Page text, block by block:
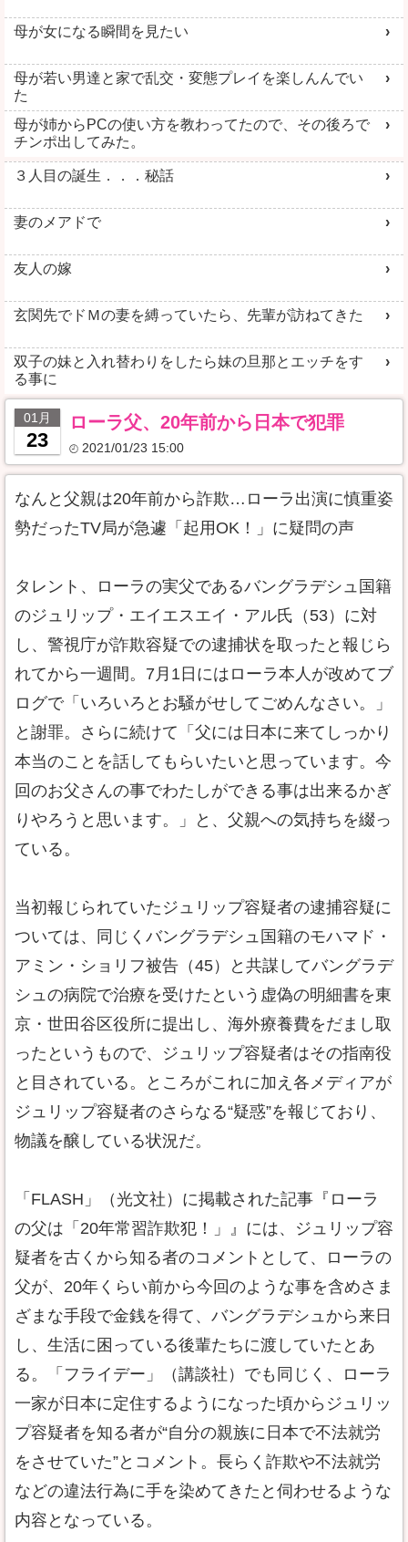
母が女になる瞬間を見たい
母が若い男達と家で乱交・変態プレイを楽しんんでい
た
母が姉からPCの使い方を教わってたので、その後ろで
チンポ出してみた。
３人目の誕生．．．秘話
妻のメアドで
友人の嫁
玄関先でドＭの妻を縛っていたら、先輩が訪ねてきた
双子の妹と入れ替わりをしたら妹の旦那とエッチをす
る事に
01月
23
ローラ父、20年前から日本で犯罪
2021/01/23 15:00
なんと父親は20年前から詐欺…ローラ出演に慎重姿
勢だったTV局が急遽「起用OK！」に疑問の声
タレント、ローラの実父であるバングラデシュ国籍
のジュリップ・エイエスエイ・アル氏（53）に対
し、警視庁が詐欺容疑での逮捕状を取ったと報じら
れてから一週間。7月1日にはローラ本人が改めてブ
ログで「いろいろとお騒がせしてごめんなさい。」
と謝罪。さらに続けて「父には日本に来てしっかり
本当のことを話してもらいたいと思っています。今
回のお父さんの事でわたしができる事は出来るかぎ
りやろうと思います。」と、父親への気持ちを綴っ
ている。
当初報じられていたジュリップ容疑者の逮捕容疑に
ついては、同じくバングラデシュ国籍のモハマド・
アミン・ショリフ被告（45）と共謀してバングラデ
シュの病院で治療を受けたという虚偽の明細書を東
京・世田谷区役所に提出し、海外療養費をだまし取
ったというもので、ジュリップ容疑者はその指南役
と目されている。ところがこれに加え各メディアが
ジュリップ容疑者のさらなる“疑惑”を報じており、
物議を醸している状況だ。
「FLASH」（光文社）に掲載された記事『ローラ
の父は「20年常習詐欺犯！」』には、ジュリップ容
疑者を古くから知る者のコメントとして、ローラの
父が、20年くらい前から今回のような事を含めさま
ざまな手段で金銭を得て、バングラデシュから来日
し、生活に困っている後輩たちに渡していたとあ
る。「フライデー」（講談社）でも同じく、ローラ
一家が日本に定住するようになった頃からジュリッ
プ容疑者を知る者が“自分の親族に日本で不法就労
をさせていた”とコメント。長らく詐欺や不法就労
などの違法行為に手を染めてきたと伺わせるような
内容となっている。